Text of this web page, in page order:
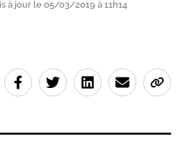
à jour le 05/03/2019 à 11h14